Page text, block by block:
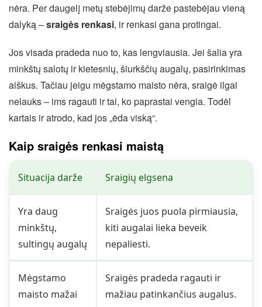
nėra. Per daugelį metų stebėjimų darže pastebėjau vieną
dalyką –sraigės renkasi, ir renkasi gana protingai.
Jos visada pradeda nuo to, kas lengviausia. Jei šalia yra
minkštų salotų ir kietesnių, šiurkščių augalų, pasirinkimas
aiškus. Tačiau jeigu mėgstamo maisto nėra, sraigė ilgai
nelauks – ims ragauti ir tai, ko paprastai vengia. Todėl
kartais ir atrodo, kad jos „ėda viską“.
Kaip sraigės renkasi maistą
Situacija darže Sraigių elgsena
Yra daug
minkštų,
sultingų augalų
Sraigės juos puola pirmiausia,
kiti augalai lieka beveik
nepaliesti.
Mėgstamo
maisto mažai
Sraigės pradeda ragauti ir
mažiau patinkančius augalus.